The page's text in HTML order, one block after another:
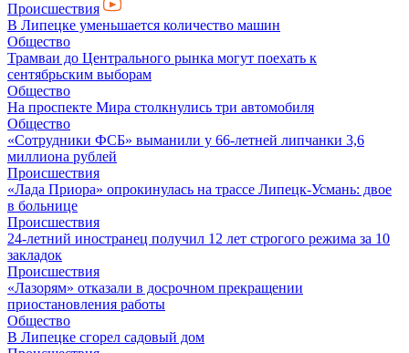
Происшествия
В Липецке уменьшается количество машин
Общество
Трамваи до Центрального рынка могут поехать к
сентябрьским выборам
Общество
На проспекте Мира столкнулись три автомобиля
Общество
«Сотрудники ФСБ» выманили у 66-летней липчанки 3,6
миллиона рублей
Происшествия
«Лада Приора» опрокинулась на трассе Липецк-Усмань: двое
в больнице
Происшествия
24-летний иностранец получил 12 лет строгого режима за 10
закладок
Происшествия
«Лазорям» отказали в досрочном прекращении
приостановления работы
Общество
В Липецке сгорел садовый дом